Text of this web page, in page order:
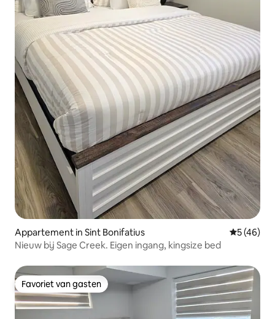
Appartement in Sint Bonifatius
5 (46)
Nieuw bij Sage Creek. Eigen ingang, kingsize bed
Favoriet van gasten
Favoriet van gasten